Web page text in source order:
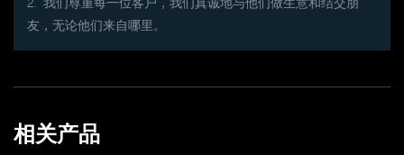
友，无论他们来自哪里。
相关产品